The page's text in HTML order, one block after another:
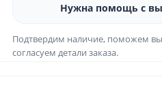
Нужна помощь с
Подтвердим наличие, поможем
согласуем детали заказа.